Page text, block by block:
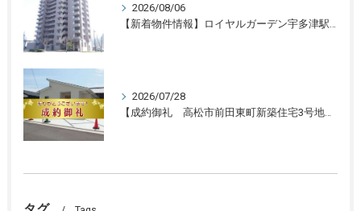
2026/08/06
2026/07/28
【成約御礼 高松市前田東町新築住宅3号地】香川県の不動産の買取・売却・査定ならLifeスマイルにお任せください